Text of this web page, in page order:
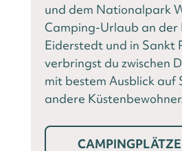
und dem Nationalpark
Camping-Urlaub an der
Eiderstedt und in Sankt
verbringst du zwischen
mit bestem Ausblick auf
andere
CAMPINGPLÄTZE